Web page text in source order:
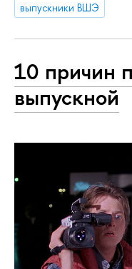
выпускники ВШЭ
10 причин
выпускной